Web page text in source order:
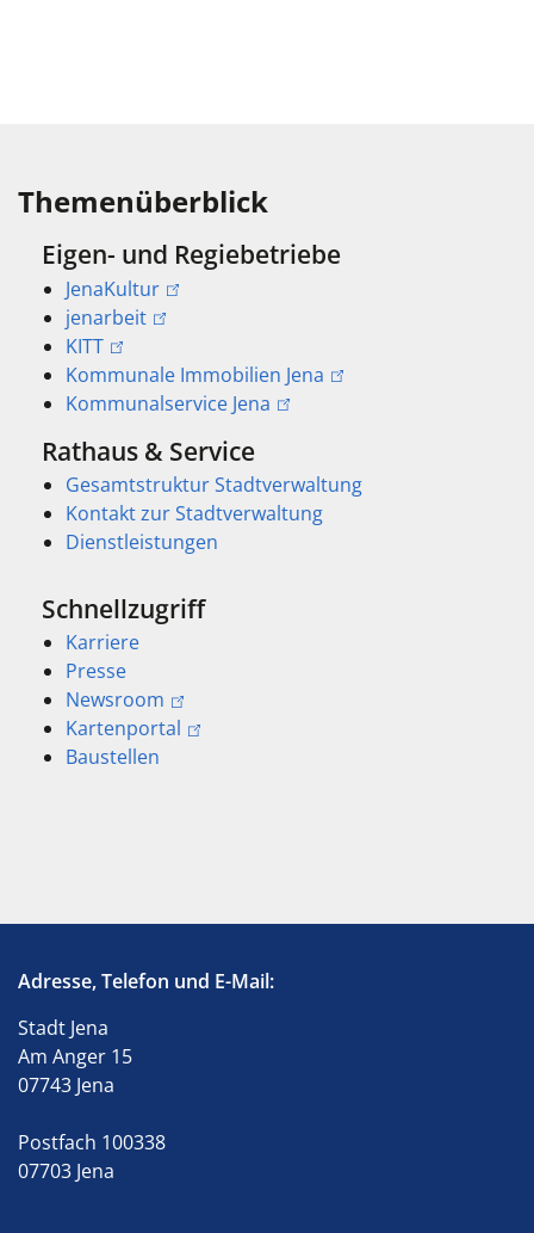
Themenüberblick
Eigen- und Regiebetriebe
JenaKultur
jenarbeit
KITT
Kommunale Immobilien Jena
Kommunalservice Jena
Rathaus & Service
Gesamtstruktur Stadtverwaltung
Kontakt zur Stadtverwaltung
Dienstleistungen
Schnellzugriff
Karriere
Presse
Newsroom
Kartenportal
Baustellen
Adresse, Telefon und E-Mail:
Stadt Jena
Am Anger 15
07743 Jena
Postfach 100338
07703 Jena